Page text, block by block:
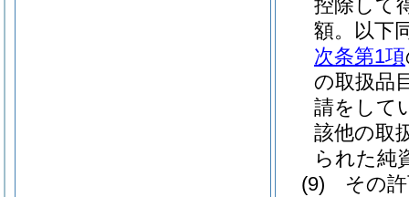
控除して
額。以下
次条第1項
の取扱品
請をして
該他の取
られた純
(9)
その